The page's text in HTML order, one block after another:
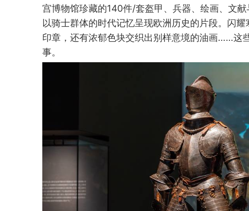
宫博物馆珍藏的140件/套盔甲、兵器、绘画、文
以骑士群体的时代记忆呈现欧洲历史的片段。闪
印章，还有浓郁色块交织出别样意境的油画……这
事。